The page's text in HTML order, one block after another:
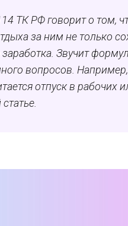
ТК РФ говорит о том,
за ним не только
Звучит
вопросов.
отпуск в рабочих